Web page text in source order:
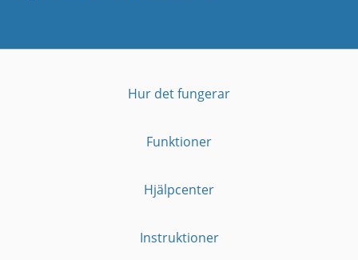
Hur det fungerar
Funktioner
Hjälpcenter
Instruktioner